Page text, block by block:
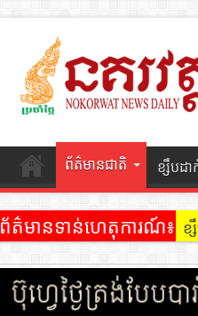
ព័ត៌មានជាតិ ខ្សឹបដ
ព័ត៌មានទាន់ហេតុការណ៍៖ ខ្